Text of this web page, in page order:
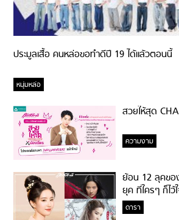
ประมูลเสื้อ คนหล่อขอทำดีปี 19 ได้แล้วตอนนี้
หนุ่มหล่อ
สวยให้สุด
ความงาม
ย้อน 12 ลุคขอ
ยุค ที่ใครๆ ก็ไว้
ดารา